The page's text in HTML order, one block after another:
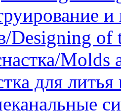
и
Designing of
Molds
для литья